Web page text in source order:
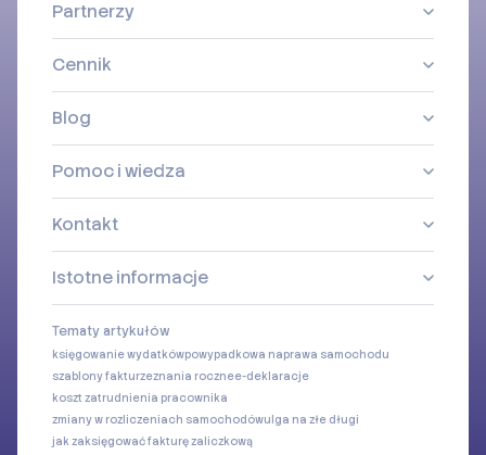
Partnerzy
Cennik
Blog
Pomoc i wiedza
Kontakt
Istotne informacje
Tematy artykułów
księgowanie wydatkówpowypadkowa naprawa samochodu
szablony fakturzeznania rocznee-deklaracje
koszt zatrudnienia pracownika
zmiany w rozliczeniach samochodówulga na złe długi
jak zaksięgować fakturę zaliczkową